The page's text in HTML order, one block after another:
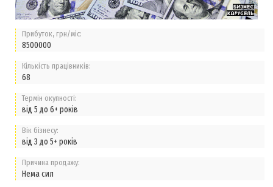
Прибуток, грн/міс:
8500000
Кількість працівників:
68
Термін окупності:
від 5 до 6+ років
Вік бізнесу:
від 3 до 5+ років
Причина продажу:
Нема сил